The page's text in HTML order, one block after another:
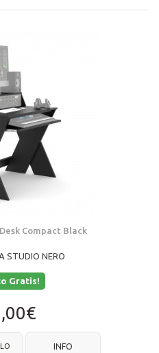
Desk Compact Black
STUDIO NERO
Gratis!
INFO